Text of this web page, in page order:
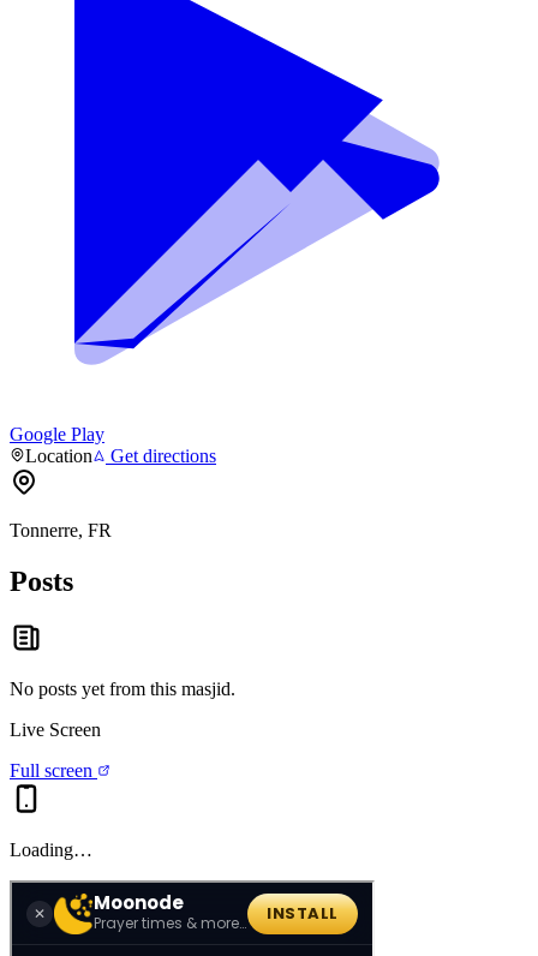
Google Play
Location
Get directions
Tonnerre, FR
Posts
No posts yet from this masjid.
Live Screen
Full screen
Loading…